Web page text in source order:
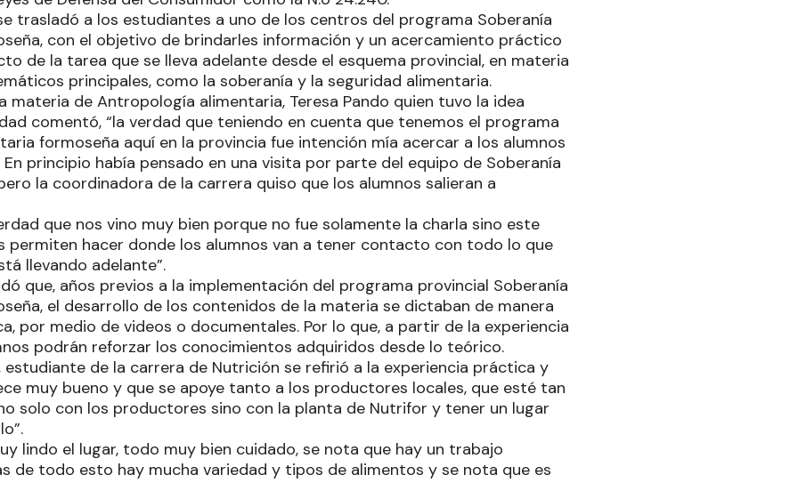
trasladó a los estudiantes a uno de los centros del programa Soberanía
con el objetivo de brindarles información y un acercamiento práctico
de la tarea que se lleva adelante desde el esquema provincial, en materia
principales, como la soberanía y la seguridad alimentaria.
materia de Antropología alimentaria, Teresa Pando quien tuvo la idea
comentó, “la verdad que teniendo en cuenta que tenemos el programa
formoseña aquí en la provincia fue intención mía acercar a los alumnos
principio había pensado en una visita por parte del equipo de Soberanía
la coordinadora de la carrera quiso que los alumnos salieran a
que nos vino muy bien porque no fue solamente la charla sino este
permiten hacer donde los alumnos van a tener contacto con todo lo que
llevando adelante”.
que, años previos a la implementación del programa provincial Soberanía
el desarrollo de los contenidos de la materia se dictaban de manera
por medio de videos o documentales. Por lo que, a partir de la experiencia
podrán reforzar los conocimientos adquiridos desde lo teórico.
estudiante de la carrera de Nutrición se refirió a la experiencia práctica y
muy bueno y que se apoye tanto a los productores locales, que esté tan
solo con los productores sino con la planta de Nutrifor y tener un lugar
lindo el lugar, todo muy bien cuidado, se nota que hay un trabajo
de todo esto hay mucha variedad y tipos de alimentos y se nota que es